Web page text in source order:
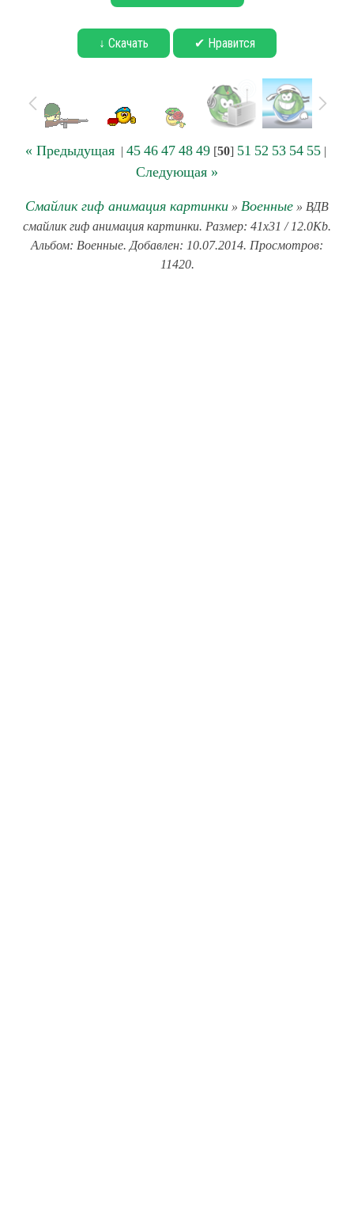
↓ Скачать ✔ Нравится
« Предыдущая| 45 46 47 48 49[50] 51 52 53 54 55|
Следующая »
Смайлик гиф анимация картинки » Военные » ВДВ
смайлик гиф анимация картинки. Размер: 41x31 / 12.0Kb.
Альбом: Военные. Добавлен: 10.07.2014. Просмотров:
11420.